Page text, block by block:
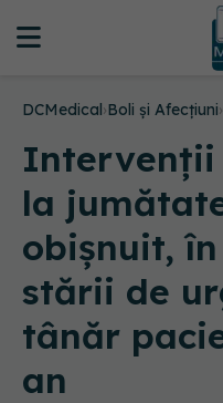
DCMedical›Boli și Afecțiuni›
Intervenții
la
obișnuit,
stării de
tânăr
an